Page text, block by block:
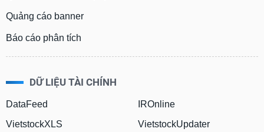
Quảng cáo banner
Báo cáo phân tích
DỮ LIỆU TÀI CHÍNH
DataFeed
VietstockXLS
IROnline
VietstockUpdater